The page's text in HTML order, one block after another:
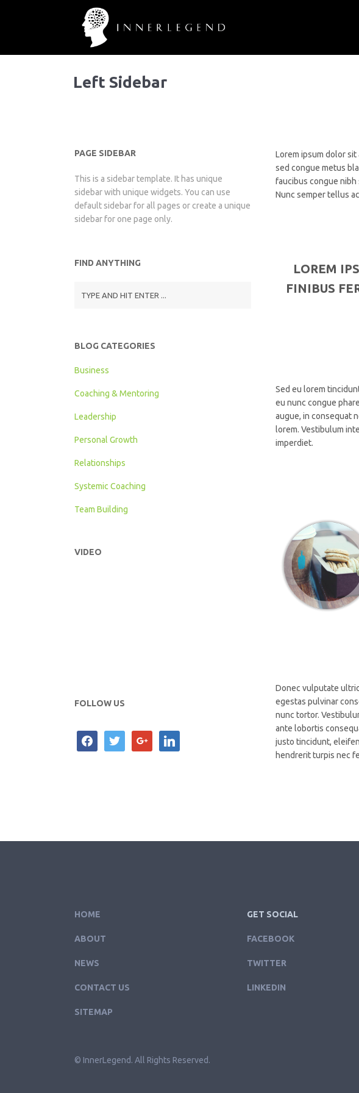
Left Sidebar
Lorem ipsum dolor
sed congue metus
faucibus congue
Nunc semper tellus
LOREM
FINIBUS
Sed eu lorem
eu nunc congue
augue, in consequat
lorem. Vestibulum
imperdiet.
Donec vulputate
egestas pulvinar
nunc tortor.
ante lobortis
justo tincidunt,
hendrerit turpis nec
PAGE SIDEBAR
This is a sidebar template. It has unique
sidebar with unique widgets. You can use
default sidebar for all pages or create a unique
sidebar for one page only.
FIND ANYTHING
BLOG CATEGORIES
Business
Coaching & Mentoring
Leadership
Personal Growth
Relationships
Systemic Coaching
Team Building
VIDEO
FOLLOW US
facebooktwitter google linkedin
HOME
ABOUT
NEWS
CONTACT US
SITEMAP
GET SOCIAL
FACEBOOK
TWITTER
LINKEDIN
© InnerLegend. All Rights Reserved.